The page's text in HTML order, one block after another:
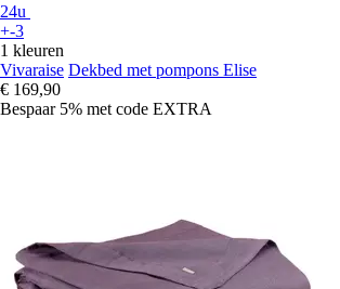
24u
+-3
1 kleuren
Vivaraise Dekbed met pompons Elise
€ 169,90
Bespaar 5% met code EXTRA